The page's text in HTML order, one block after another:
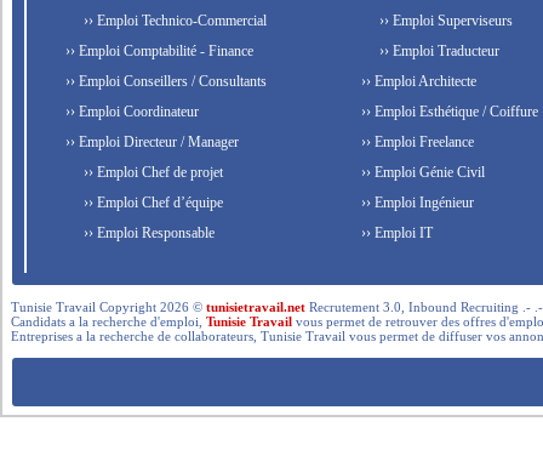
›› Emploi Technico-Commercial
›› Emploi Comptabilité - Finance
›› Emploi Conseillers / Consultants
›› Emploi Coordinateur
›› Emploi Directeur / Manager
›› Emploi Chef de projet
›› Emploi Chef d’équipe
›› Emploi Responsable
›› Emploi Superviseurs
›› Emploi Traducteur
›› Emploi Architecte
›› Emploi Esthétique / Coiffure
›› Emploi Freelance
›› Emploi Génie Civil
›› Emploi Ingénieur
›› Emploi IT
Tunisie Travail Copyright 2026 ©tunisietravail.net Recrutement 3.0, Inbound Recruiting .-
Candidats a la recherche d'emploi,Tunisie Travail vous permet de retrouver des offres
Entreprises a la recherche de collaborateurs, Tunisie Travail vous permet de diffuser vos